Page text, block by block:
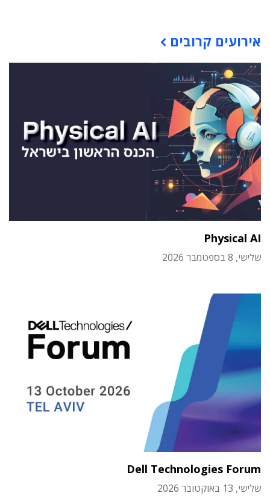
אירועים קרובים
Physical AI
שלישי, 8 בספטמבר 2026
Dell Technologies Forum
שלישי, 13 באוקטובר 2026